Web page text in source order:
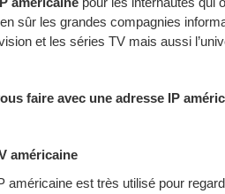
sûr les grandes compagnies
et les séries TV mais aussi
faire avec une adresse IP
américaine
américaine est très utilisé pour